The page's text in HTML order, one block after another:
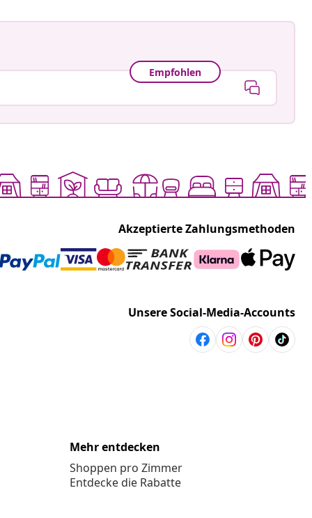
Empfohlen
Akzeptierte Zahlungsmethoden
Unsere Social-Media-Accounts
Mehr entdecken
Shoppen pro Zimmer
Entdecke die Rabatte